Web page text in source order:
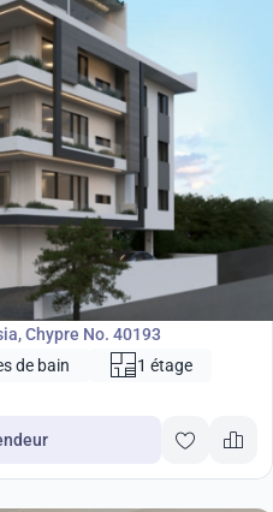
Chypre No. 40193
de bain
1 étage